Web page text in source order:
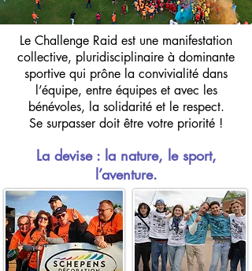
Le Challenge Raid est une manifestation
collective, pluridisciplinaire à dominante
sportive qui prône la convivialité dans
l’équipe, entre équipes et avec les
bénévoles, la solidarité et le respect.
Se surpasser doit être votre priorité !
La devise : la nature, le sport,
l’aventure.